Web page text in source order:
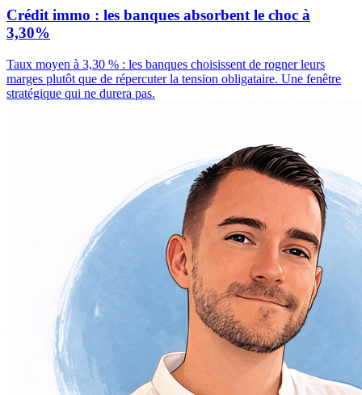
Crédit immo : les banques absorbent le choc à
3,30%
Taux moyen à 3,30 % : les banques choisissent de rogner leurs
marges plutôt que de répercuter la tension obligataire. Une fenêtre
stratégique qui ne durera pas.